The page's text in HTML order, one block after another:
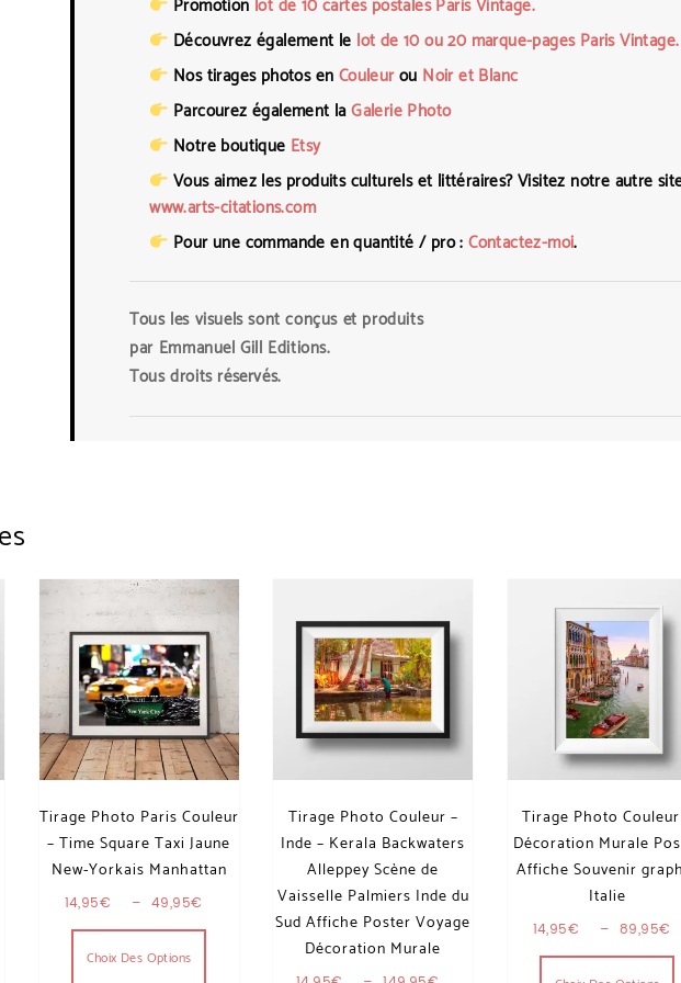
Promotion lot de 10 cartes postales Paris Vintage.
Découvrez également le lot de 10 ou 20 marque-pages Paris Vintage.
Nos tirages photos en Couleurou Noir et Blanc
Parcourez également laGalerie Photo
Notre boutique Etsy
Vous aimez les produits culturels et littéraires? Visitez notre autre
www.arts-citations.com
Pour une commande en quantité / pro :Contactez-moi.
Tous les visuels sont conçus et produits
par Emmanuel Gill Editions.
Tous droits réservés.
de prix : 14,95€ à 49,95€
a plusieurs variations. Les options peuvent être choisies sur la page du produit
Tirage Photo Paris Couleur
– Time Square Taxi Jaune
New-Yorkais Manhattan
14,95€ – 49,95€ Plage de prix : 14,95€ à 49,95€
Choix Des Options
Ce produit a plusieurs variations. Les options peuvent être
Tirage Photo Couleur –
Inde – Kerala Backwaters
Alleppey Scène de
Vaisselle Palmiers Inde du
Sud Affiche Poster Voyage
Décoration Murale
Tirage Photo
Décoration Murale
Affiche Souvenir
Italie
14,95€ – 89,95€